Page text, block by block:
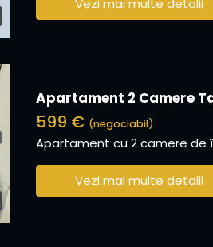
Apartament 2 Camere
599 € (negociabil)
Apartament cu 2 camere de
Vezi mai multe detalii